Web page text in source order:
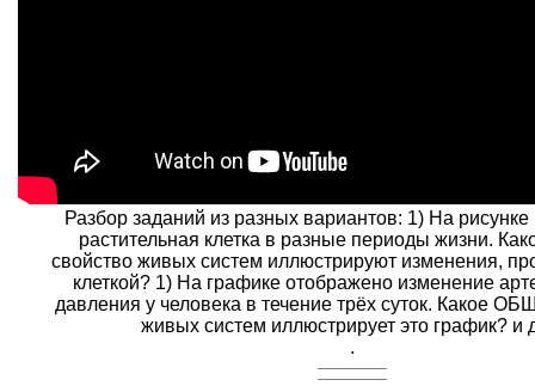
Разбор заданий из разных вариантов: 1) На
растительная клетка в разные периоды жизни.
свойство живых систем иллюстрируют изменения,
клеткой? 1) На графике отображено изменение
давления у человека в течение трёх суток. Какое
живых систем иллюстрирует это график? и
.